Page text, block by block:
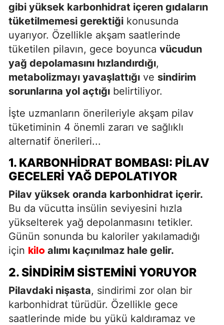
gibi yüksek karbonhidrat içeren gıdaların
tüketilmemesi gerektiği konusunda
uyarıyor. Özellikle akşam saatlerinde
tüketilen pilavın, gece boyunca vücudun
yağ depolamasını hızlandırdığı,
metabolizmayı yavaşlattığı ve sindirim
sorunlarına yol açtığı belirtiliyor.
İşte uzmanların önerileriyle akşam pilav
tüketiminin 4 önemli zararı ve sağlıklı
alternatif önerileri...
1. KARBONHIDRAT BOMBASI: PILAV
GECELERI YAĞ DEPOLATIYOR
Pilav yüksek oranda karbonhidrat içerir.
Bu da vücutta insülin seviyesini hızla
yükselterek yağ depolanmasını tetikler.
Günün sonunda bu kaloriler yakılamadığı
için kilo alımı kaçınılmaz hale gelir.
2. SINDIRIM SISTEMINI YORUYOR
Pilavdaki nişasta, sindirimi zor olan bir
karbonhidrat türüdür. Özellikle gece
saatlerinde mide bu yükü kaldıramaz ve